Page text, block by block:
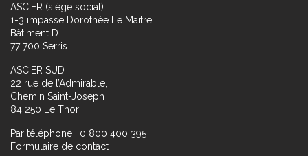
ASCIER (siège social)
1-3 impasse Dorothée Le Maitre
Bâtiment D
77 700 Serris
ASCIER SUD
22 rue de l’Admirable,
Chemin Saint-Joseph
84 250 Le Thor
Par téléphone : 0 800 400 395
Formulaire de contact